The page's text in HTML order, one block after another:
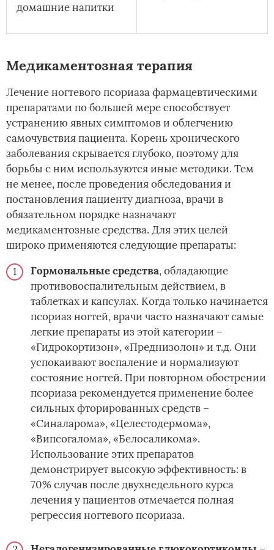
домашние напитки
Медикаментозная терапия
Лечение ногтевого псориаза фармацевтическими
препаратами по большей мере способствует
устранению явных симптомов и облегчению
самочувствия пациента. Корень хронического
заболевания скрывается глубоко, поэтому для
борьбы с ним используются иные методики. Тем
не менее, после проведения обследования и
постановления пациенту диагноза, врачи в
обязательном порядке назначают
медикаментозные средства. Для этих целей
широко применяются следующие препараты:
Гормональные средства, обладающие
противовоспалительным действием, в
таблетках и капсулах. Когда только начинается
псориаз ногтей, врачи часто назначают самые
легкие препараты из этой категории –
«Гидрокортизон», «Преднизолон» и т.д. Они
успокаивают воспаление и нормализуют
состояние ногтей. При повторном обострении
псориаза рекомендуется применение более
сильных фторированных средств –
«Синаларома», «Целестодермома»,
«Випсогалома», «Белосаликома».
Использование этих препаратов
демонстрирует высокую эффективность: в
70% случав после двухнедельного курса
лечения у пациентов отмечается полная
регрессия ногтевого псориаза.